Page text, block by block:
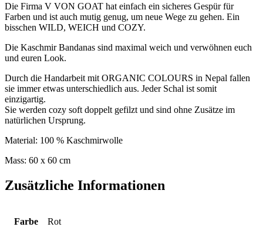
Die Firma V VON GOAT hat einfach ein sicheres Gespür für
Farben und ist auch mutig genug, um neue Wege zu gehen. Ein
bisschen WILD, WEICH und COZY.
Die Kaschmir Bandanas sind maximal weich und verwöhnen euch
und euren Look.
Durch die Handarbeit mit ORGANIC COLOURS in Nepal fallen
sie immer etwas unterschiedlich aus. Jeder Schal ist somit
einzigartig.
Sie werden cozy soft doppelt gefilzt und sind ohne Zusätze im
natürlichen Ursprung.
Material: 100 % Kaschmirwolle
Mass: 60 x 60 cm
Zusätzliche Informationen
Farbe Rot